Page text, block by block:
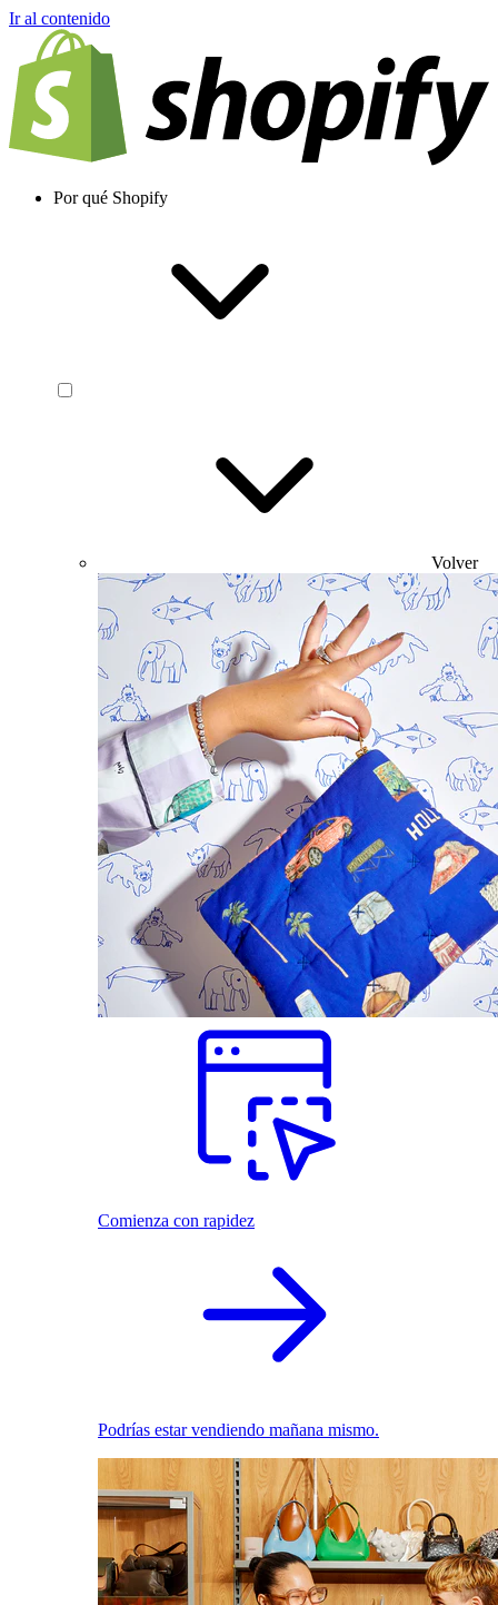
Ir al contenido
Por qué Shopify
Volver
Comienza con rapidez
Podrías estar vendiendo mañana mismo.